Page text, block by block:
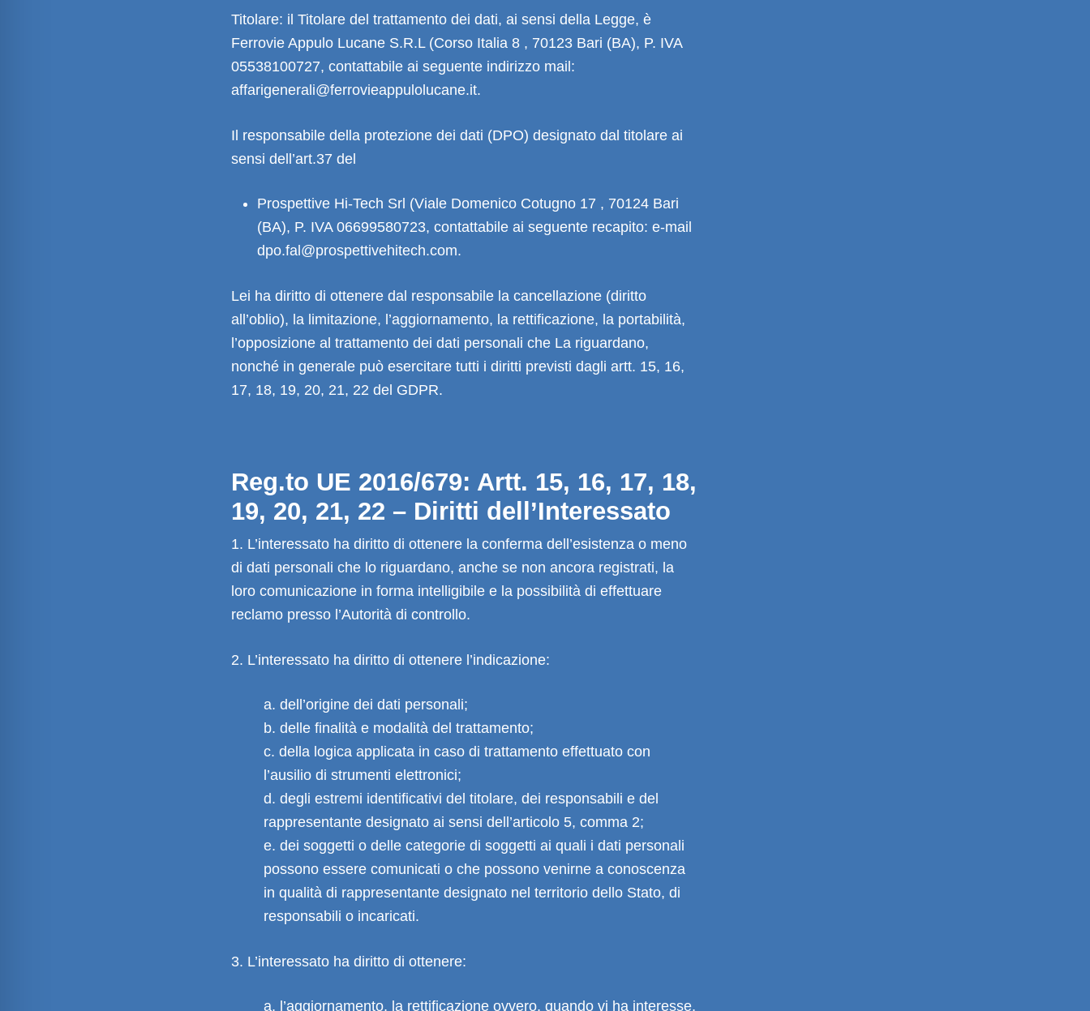
Titolare: il Titolare del trattamento dei dati, ai sensi della Legge, è
Ferrovie Appulo Lucane S.R.L (Corso Italia 8 , 70123 Bari (BA), P. IVA
05538100727, contattabile ai seguente indirizzo mail:
affarigenerali@ferrovieappulolucane.it.
Il responsabile della protezione dei dati (DPO) designato dal titolare ai
sensi dell’art.37 del
Prospettive Hi-Tech Srl (Viale Domenico Cotugno 17 , 70124 Bari
(BA), P. IVA 06699580723, contattabile ai seguente recapito: e-mail
dpo.fal@prospettivehitech.com.
Lei ha diritto di ottenere dal responsabile la cancellazione (diritto
all’oblio), la limitazione, l’aggiornamento, la rettificazione, la portabilità,
l’opposizione al trattamento dei dati personali che La riguardano,
nonché in generale può esercitare tutti i diritti previsti dagli artt. 15, 16,
17, 18, 19, 20, 21, 22 del GDPR.
Reg.to UE 2016/679: Artt. 15, 16, 17, 18,
19, 20, 21, 22 – Diritti dell’Interessato
1. L’interessato ha diritto di ottenere la conferma dell’esistenza o meno
di dati personali che lo riguardano, anche se non ancora registrati, la
loro comunicazione in forma intelligibile e la possibilità di effettuare
reclamo presso l’Autorità di controllo.
2. L’interessato ha diritto di ottenere l’indicazione:
a. dell’origine dei dati personali;
b. delle finalità e modalità del trattamento;
c. della logica applicata in caso di trattamento effettuato con
l’ausilio di strumenti elettronici;
d. degli estremi identificativi del titolare, dei responsabili e del
rappresentante designato ai sensi dell’articolo 5, comma 2;
e. dei soggetti o delle categorie di soggetti ai quali i dati personali
possono essere comunicati o che possono venirne a conoscenza
in qualità di rappresentante designato nel territorio dello Stato, di
responsabili o incaricati.
3. L’interessato ha diritto di ottenere:
a. l’aggiornamento, la rettificazione ovvero, quando vi ha interesse,